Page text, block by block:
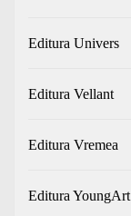
Editura Univers
Editura Vellant
Editura Vremea
Editura YoungArt